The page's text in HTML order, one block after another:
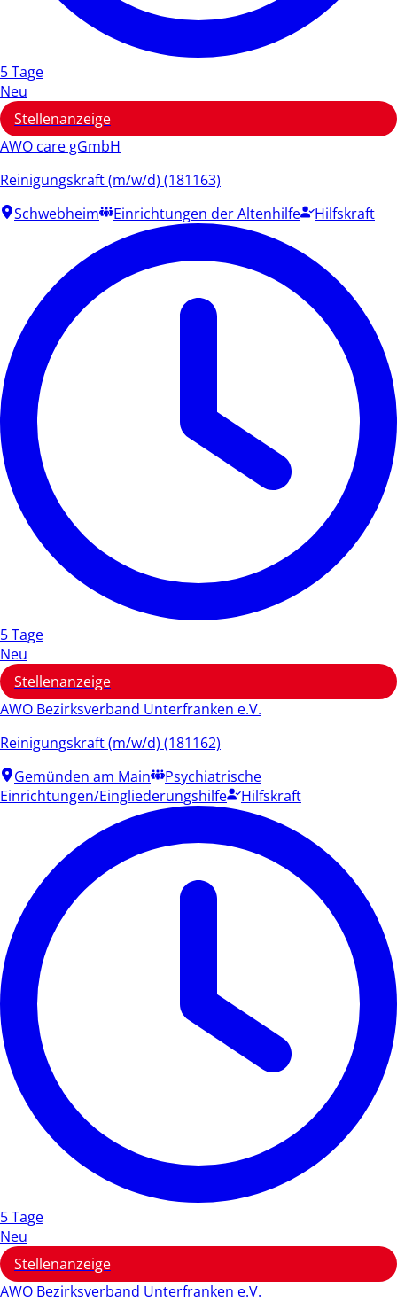
5 Tage
Neu
Stellenanzeige
AWO care gGmbH
Reinigungskraft (m/w/d) (181163)
Schwebheim
Einrichtungen der Altenhilfe Hilfskraft
5 Tage
Neu
Stellenanzeige
AWO Bezirksverband Unterfranken e.V.
Reinigungskraft (m/w/d) (181162)
Gemünden am Main
Psychiatrische
Einrichtungen/Eingliederungshilfe
Hilfskraft
5 Tage
Neu
Stellenanzeige
AWO Bezirksverband Unterfranken e.V.